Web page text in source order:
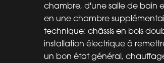
chambre, d'une salle de bain
en une chambre
technique: châssis en bois
installation électrique à
un bon état général,